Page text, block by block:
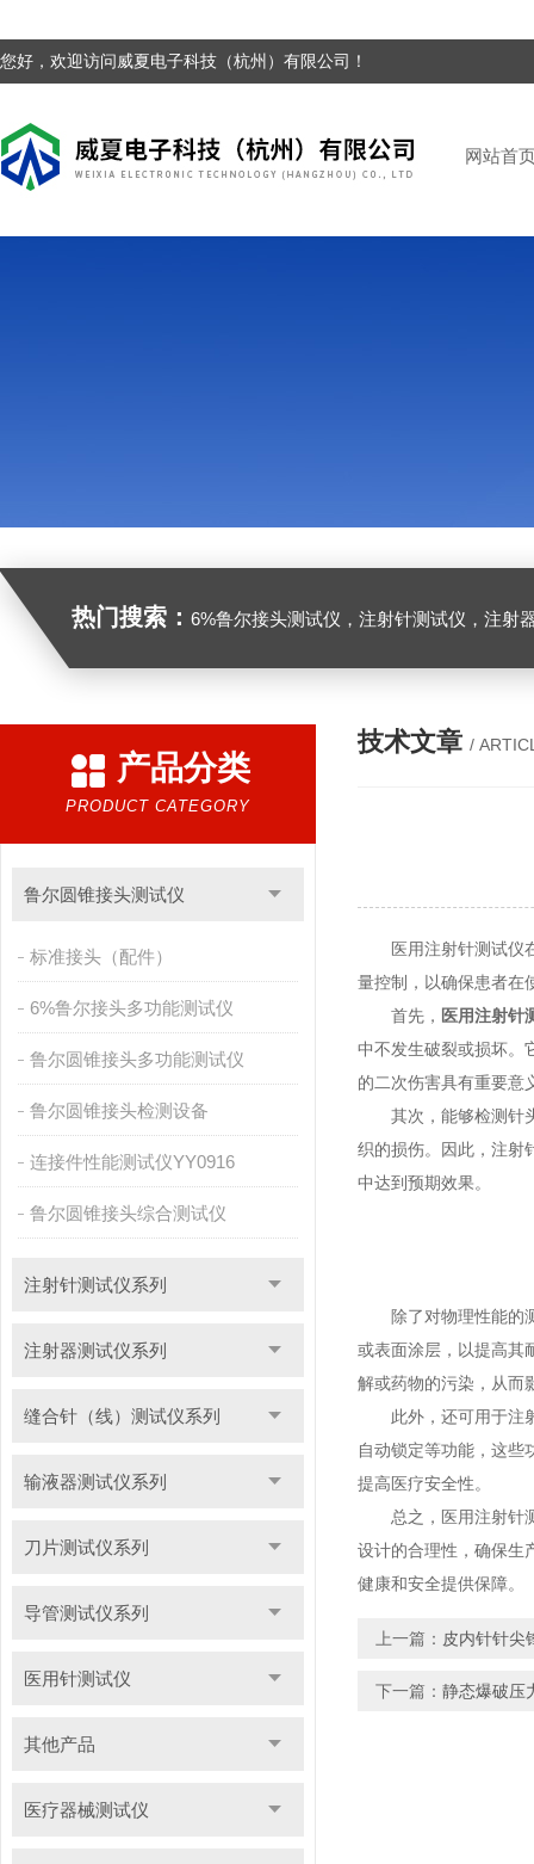
您好，欢迎访问威夏电子科技（杭州）有限公司！
网站首
热门搜索： 6%鲁尔接头测试仪，注射针测试仪，注射器测试仪，缝合针测试仪，缝合线测试仪，导管测
产品分类
PRODUCT CATEGORY
鲁尔圆锥接头测试仪
标准接头（配件）
6%鲁尔接头多功能测试仪
鲁尔圆锥接头多功能测试仪
鲁尔圆锥接头检测设备
连接件性能测试仪YY0916
鲁尔圆锥接头综合测试仪
注射针测试仪系列
注射器测试仪系列
缝合针（线）测试仪系列
输液器测试仪系列
刀片测试仪系列
导管测试仪系列
医用针测试仪
其他产品
医疗器械测试仪
技术文章 /
医用注射针测试仪在
量控制，以确保患者在
首先， 医用注射针
中不发生破裂或损坏。
的二次伤害具有重要意
其次，能够检测针头
织的损伤。因此，注射
中达到预期效果。
除了对物理性能的测
或表面涂层，以提高其
解或药物的污染，从而
此外，还可用于注射
自动锁定等功能，这些
提高医疗安全性。
总之，医用注射针测
设计的合理性，确保生
健康和安全提供保障。
上一篇： 皮内针针尖
下一篇： 静态爆破压